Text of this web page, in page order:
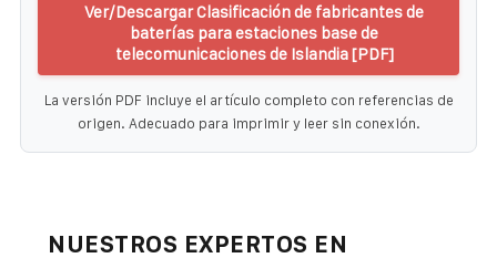
Ver/Descargar Clasificación de fabricantes de
baterías para estaciones base de
telecomunicaciones de Islandia [PDF]
La versión PDF incluye el artículo completo con referencias de
origen. Adecuado para imprimir y leer sin conexión.
NUESTROS EXPERTOS EN